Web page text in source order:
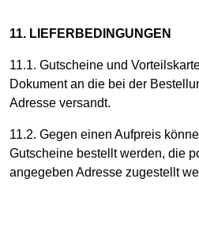
11. LIEFERBEDINGUNGEN
11.1. Gutscheine und
Dokument an die bei der
Adresse versandt.
11.2. Gegen einen Aufpreis
Gutscheine bestellt werden, die
angegeben Adresse zugestellt